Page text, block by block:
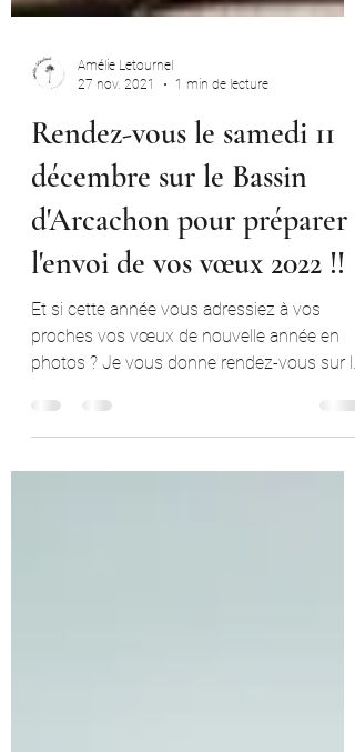
27 nov. 2021
1 min de lecture
Rendez-vous le samedi 11
décembre sur le Bassin
d'Arcachon pour préparer
l'envoi de vos vœux 2022 !!
Et si cette année vous adressiez à vos
Bassin d'Arcachon...